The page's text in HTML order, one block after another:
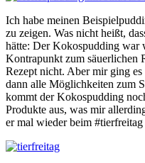
Ich habe meinen
zu zeigen. Was nicht heißt,
hätte: Der Kokospudding war
Kontrapunkt zum säuerlichen
Rezept nicht. Aber mir ging
dann alle Möglichkeiten zum
kommt der Kokospudding
Produkte aus, was mir
er mal wieder beim #tierfreitag